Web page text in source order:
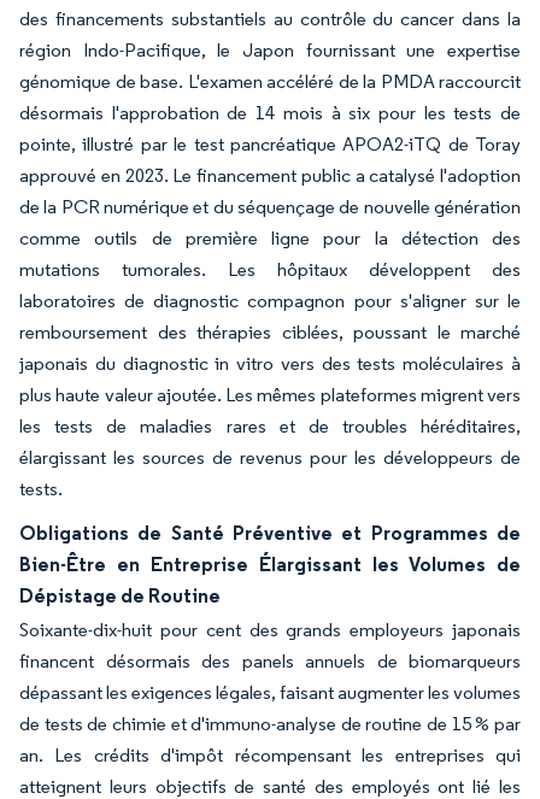
des financements substantiels au contrôle du cancer dans la
région Indo-Pacifique, le Japon fournissant une expertise
génomique de base. L'examen accéléré de la PMDA raccourcit
désormais l'approbation de 14 mois à six pour les tests de
pointe, illustré par le test pancréatique APOA2-iTQ de Toray
approuvé en 2023. Le financement public a catalysé l'adoption
de la PCR numérique et du séquençage de nouvelle génération
comme outils de première ligne pour la détection des
mutations tumorales. Les hôpitaux développent des
laboratoires de diagnostic compagnon pour s'aligner sur le
remboursement des thérapies ciblées, poussant le marché
japonais du diagnostic in vitro vers des tests moléculaires à
plus haute valeur ajoutée. Les mêmes plateformes migrent vers
les tests de maladies rares et de troubles héréditaires,
élargissant les sources de revenus pour les développeurs de
tests.
Obligations de Santé Préventive et Programmes de
Bien-Être en Entreprise Élargissant les Volumes de
Dépistage de Routine
Soixante-dix-huit pour cent des grands employeurs japonais
financent désormais des panels annuels de biomarqueurs
dépassant les exigences légales, faisant augmenter les volumes
de tests de chimie et d'immuno-analyse de routine de 15 % par
an. Les crédits d'impôt récompensant les entreprises qui
atteignent leurs objectifs de santé des employés ont lié les